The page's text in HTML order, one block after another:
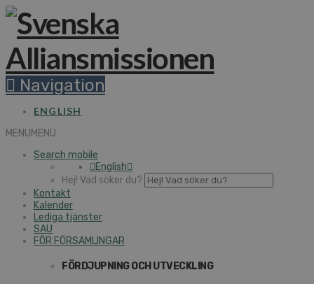
Navigation
ENGLISH
MENUMENU
Search mobile
English
Hej! Vad söker du?
Kontakt
Kalender
Lediga tjänster
SAU
FÖR FÖRSAMLINGAR
FÖRDJUPNING OCH UTVECKLING